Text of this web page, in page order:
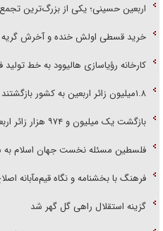
اربعین حسینی؛ یکی از بزرگ‌ترین
خرید قسطی اولش خنده و آخرش
کارخانه رؤیاسازی هالیوود به خط
۱.۸میلیون زائر اربعین به کشور بازگشتند
بازگشت یک میلیون و ۹۷۴ هزار زائر اربعین به کشور
فلسطین مسئله نخست جهان اسلام به
فرهنگ با بخشنامه و نگاه قیم‌مآبانه
گزینه استقلال راهی گل گهر شد